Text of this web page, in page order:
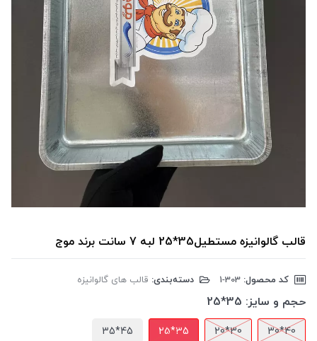
قالب گالوانیزه مستطیل35*25 لبه 7 سانت برند موج
کد محصول: دسته‌بندی: قالب های گالوانیزه
حجم و سایز: 35*25
40*30
30*20
35*25
45*35